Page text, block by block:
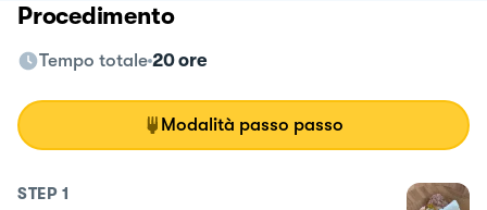
Procedimento
Tempo totale 20 ore
Modalità passo passo
STEP 1